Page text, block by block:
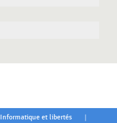
Informatique et libertés |